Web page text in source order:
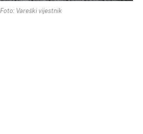
Foto: Vareški vijestnik